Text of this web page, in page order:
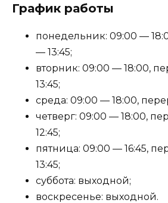
График работы
понедельник: 09:00 —
— 13:45;
вторник: 09:00 — 18:00,
13:45;
среда: 09:00 — 18:00,
четверг: 09:00 — 18:00,
12:45;
пятница: 09:00 — 16:45,
13:45;
суббота: выходной;
воскресенье: выходной.